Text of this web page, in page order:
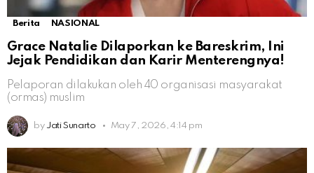
Berita NASIONAL
Grace Natalie Dilaporkan ke Bareskrim, Ini
Jejak Pendidikan dan Karir Menterengnya!
Pelaporan dilakukan oleh 40 organisasi masyarakat
(ormas) muslim
by Jati Sunarto May 7, 2026, 4:14 pm